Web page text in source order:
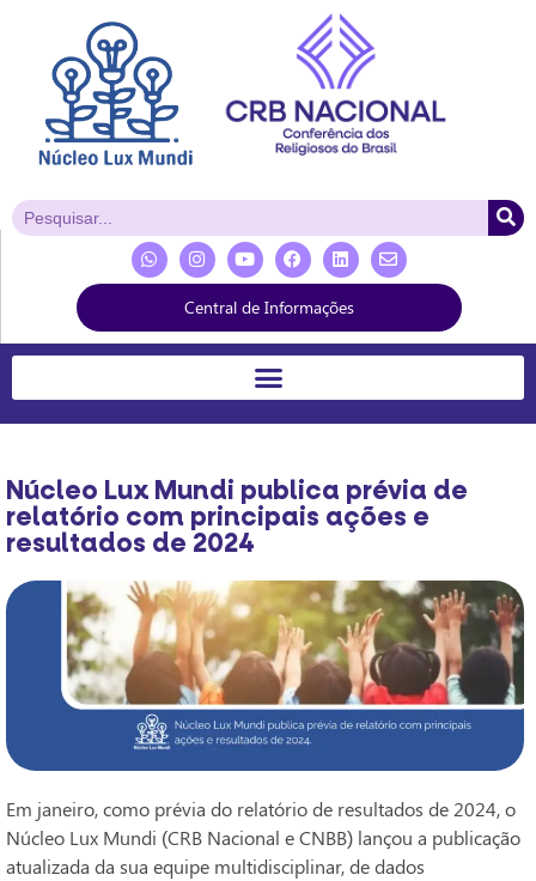
Central de Informações
Núcleo Lux Mundi publica prévia de
relatório com principais ações e
resultados de 2024
Em janeiro, como prévia do relatório de resultados de 2024, o
Núcleo Lux Mundi (CRB Nacional e CNBB) lançou a publicação
atualizada da sua equipe multidisciplinar, de dados